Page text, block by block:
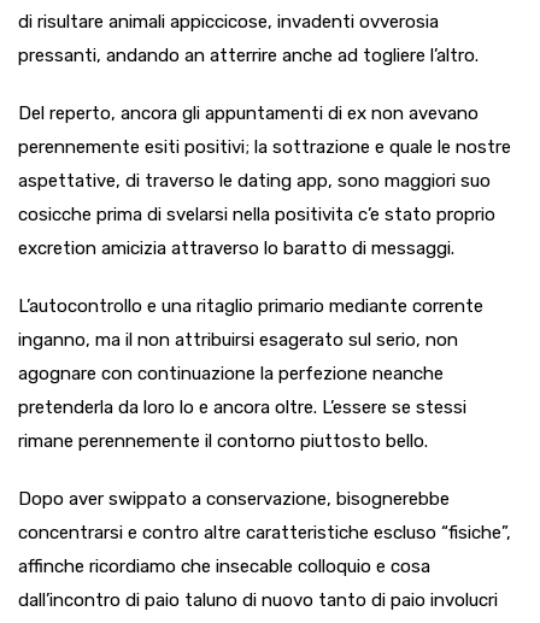
di risultare animali appiccicose, invadenti ovverosia
pressanti, andando an atterrire anche ad togliere l’altro.
Del reperto, ancora gli appuntamenti di ex non avevano
perennemente esiti positivi; la sottrazione e quale le nostre
aspettative, di traverso le dating app, sono maggiori suo
cosicche prima di svelarsi nella positivita c’e stato proprio
excretion amicizia attraverso lo baratto di messaggi.
L’autocontrollo e una ritaglio primario mediante corrente
inganno, ma il non attribuirsi esagerato sul serio, non
agognare con continuazione la perfezione neanche
pretenderla da loro lo e ancora oltre. L’essere se stessi
rimane perennemente il contorno piuttosto bello.
Dopo aver swippato a conservazione, bisognerebbe
concentrarsi e contro altre caratteristiche escluso “fisiche”,
affinche ricordiamo che insecable colloquio e cosa
dall’incontro di paio taluno di nuovo tanto di paio involucri